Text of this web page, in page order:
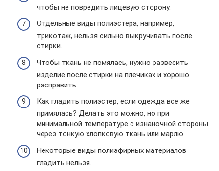
чтобы не повредить лицевую сторону.
Отдельные виды полиэстера, например,
трикотаж, нельзя сильно выкручивать после
стирки.
Чтобы ткань не помялась, нужно развесить
изделие после стирки на плечиках и хорошо
расправить.
Как гладить полиэстер, если одежда все же
примялась? Делать это можно, но при
минимальной температуре с изнаночной стороны
через тонкую хлопковую ткань или марлю.
Некоторые виды полиэфирных материалов
гладить нельзя.